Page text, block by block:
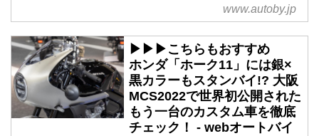
www.autoby.jp
▶▶▶こちらもおすすめ
ホンダ「ホーク11」には銀×
黒カラーもスタンバイ!? 大阪
MCS2022で世界初公開された
もう一台のカスタム車を徹底
チェック！ - webオートバイ